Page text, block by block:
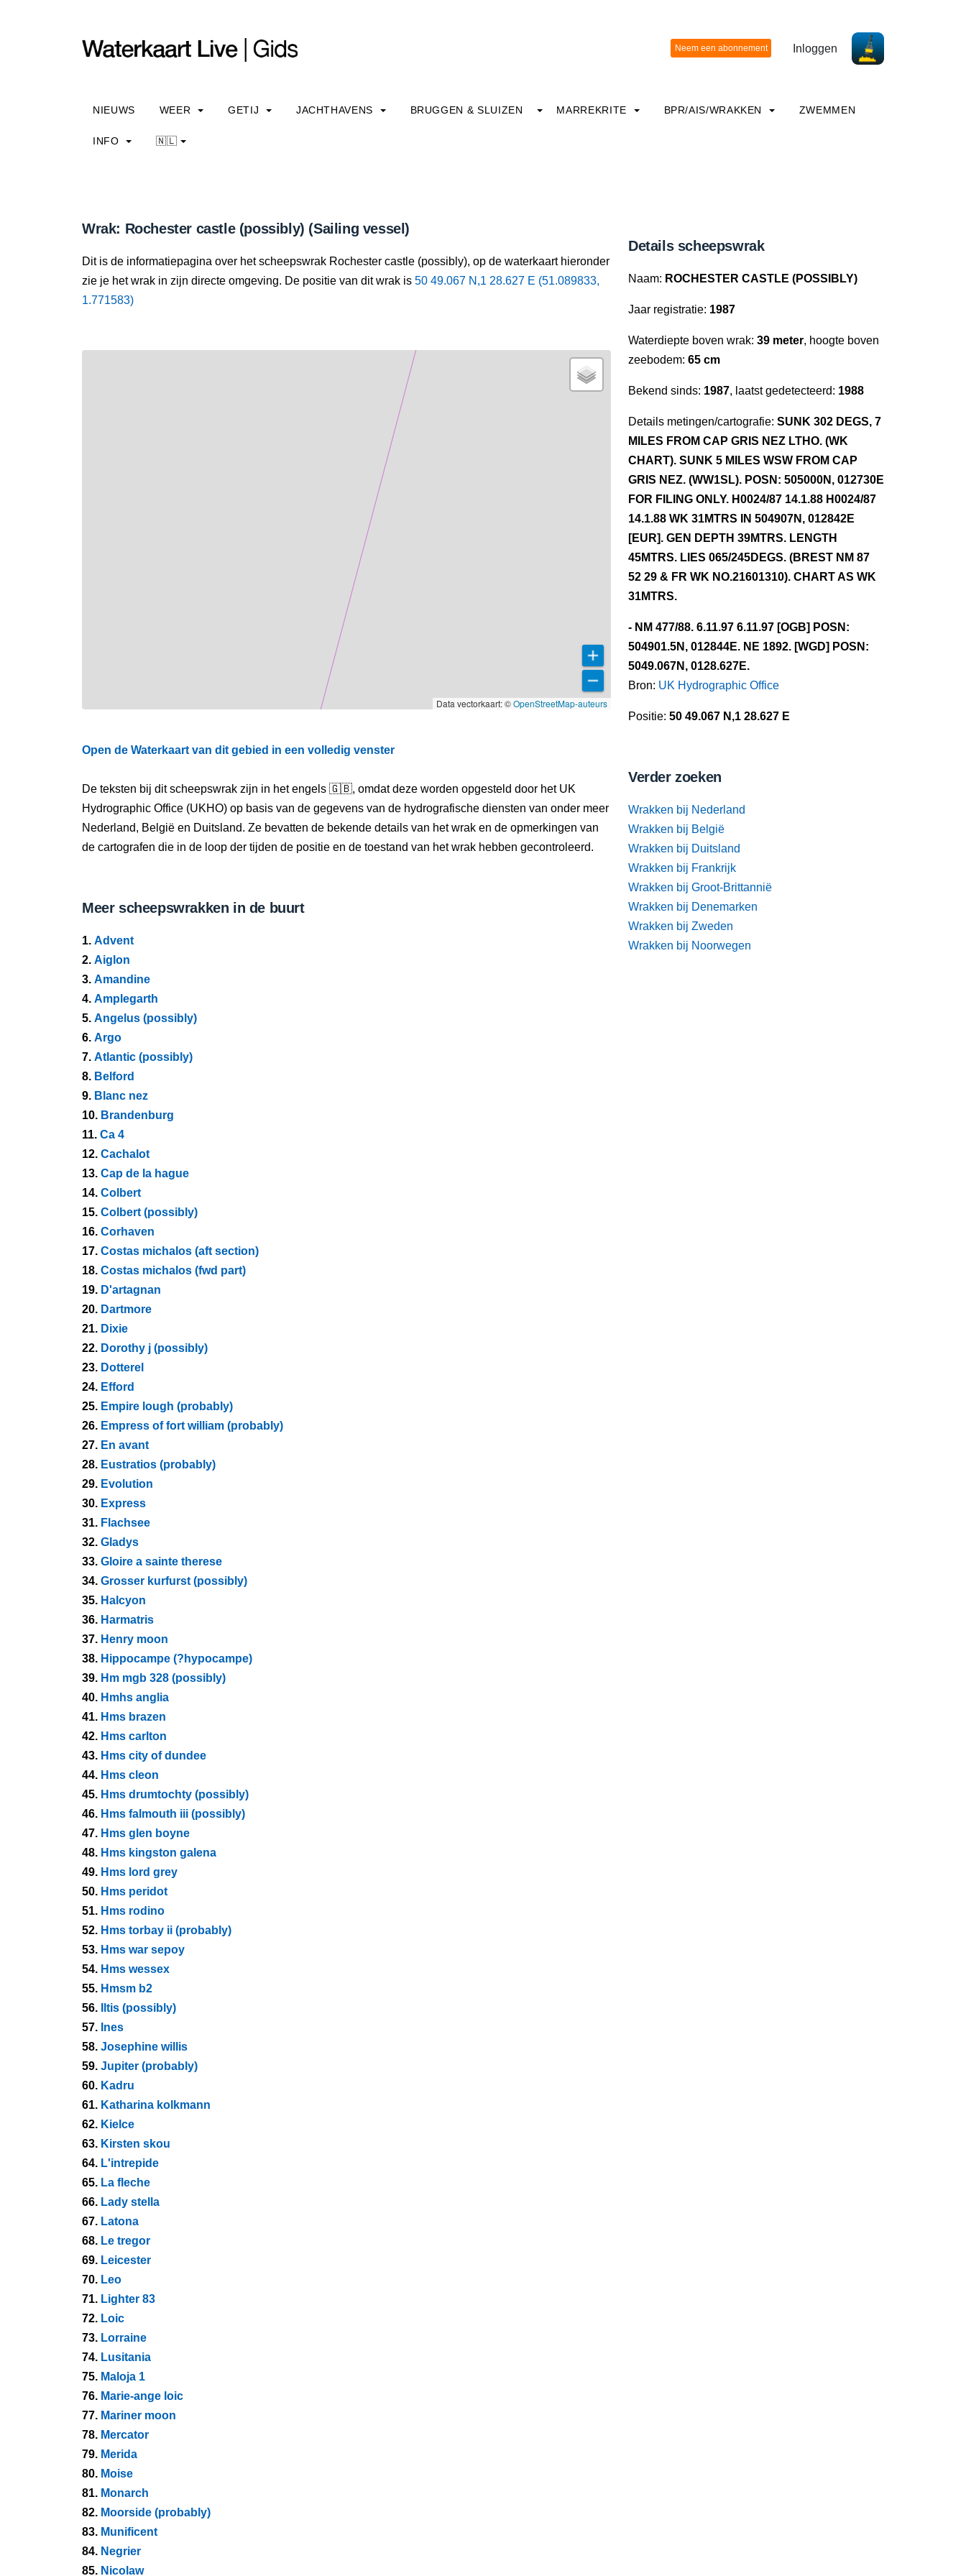
Inloggen
NIEUWS WEER GETIJ JACHTHAVENS BRUGGEN & SLUIZEN MARREKRITE BPR/AIS/WRAKKEN ZWEMMEN
INFO 🇳🇱
Wrak: Rochester castle (possibly) (Sailing vessel)
Dit is de informatiepagina over het scheepswrak Rochester castle (possibly), op de waterkaart hieronder
zie je het wrak in zijn directe omgeving. De positie van dit wrak is 50 49.067 N,1 28.627 E (51.089833,
1.771583)
Data vectorkaart: ©OpenStreetMap-auteurs
Open de Waterkaart van dit gebied in een volledig venster
De teksten bij dit scheepswrak zijn in het engels 🇬🇧, omdat deze worden opgesteld door het UK
Hydrographic Office (UKHO) op basis van de gegevens van de hydrografische diensten van onder meer
Nederland, België en Duitsland. Ze bevatten de bekende details van het wrak en de opmerkingen van
de cartografen die in de loop der tijden de positie en de toestand van het wrak hebben gecontroleerd.
Meer scheepswrakken in de buurt
1. Advent
2. Aiglon
3. Amandine
4. Amplegarth
5. Angelus (possibly)
6. Argo
7. Atlantic (possibly)
8. Belford
9. Blanc nez
10. Brandenburg
11. Ca 4
12. Cachalot
13. Cap de la hague
14. Colbert
15. Colbert (possibly)
16. Corhaven
17. Costas michalos (aft section)
18. Costas michalos (fwd part)
19. D'artagnan
20. Dartmore
21. Dixie
22. Dorothy j (possibly)
23. Dotterel
24. Efford
25. Empire lough (probably)
26. Empress of fort william (probably)
27. En avant
28. Eustratios (probably)
29. Evolution
30. Express
31. Flachsee
32. Gladys
33. Gloire a sainte therese
34. Grosser kurfurst (possibly)
35. Halcyon
36. Harmatris
37. Henry moon
38. Hippocampe (?hypocampe)
39. Hm mgb 328 (possibly)
40. Hmhs anglia
41. Hms brazen
42. Hms carlton
43. Hms city of dundee
44. Hms cleon
45. Hms drumtochty (possibly)
46. Hms falmouth iii (possibly)
47. Hms glen boyne
48. Hms kingston galena
49. Hms lord grey
50. Hms peridot
51. Hms rodino
52. Hms torbay ii (probably)
53. Hms war sepoy
54. Hms wessex
55. Hmsm b2
56.
Iltis (possibly)
57. Ines
58. Josephine willis
59. Jupiter (probably)
60. Kadru
61. Katharina kolkmann
62. Kielce
63. Kirsten skou
64. L'intrepide
65. La fleche
66. Lady stella
67. Latona
68. Le tregor
69. Leicester
70. Leo
71. Lighter 83
72. Loic
73. Lorraine
74. Lusitania
75. Maloja 1
76. Marie-ange loic
77. Mariner moon
78. Mercator
79. Merida
80. Moise
81. Monarch
82. Moorside (probably)
83. Munificent
84. Negrier
85. Nicolaw
Details scheepswrak
Naam: ROCHESTER CASTLE (POSSIBLY)
Jaar registratie: 1987
Waterdiepte boven wrak: 39 meter, hoogte boven
zeebodem: 65 cm
Bekend sinds: 1987, laatst gedetecteerd: 1988
Details metingen/cartografie: SUNK 302 DEGS, 7
MILES FROM CAP GRIS NEZ LTHO. (WK
CHART). SUNK 5 MILES WSW FROM CAP
GRIS NEZ. (WW1SL). POSN: 505000N, 012730E
FOR FILING ONLY. H0024/87 14.1.88 H0024/87
14.1.88 WK 31MTRS IN 504907N, 012842E
[EUR]. GEN DEPTH 39MTRS. LENGTH
45MTRS. LIES 065/245DEGS. (BREST NM 87
52 29 & FR WK NO.21601310). CHART AS WK
31MTRS.
- NM 477/88. 6.11.97 6.11.97 [OGB] POSN:
504901.5N, 012844E. NE 1892. [WGD] POSN:
5049.067N, 0128.627E.
Bron: UK Hydrographic Office
Positie: 50 49.067 N,1 28.627 E
Verder zoeken
Wrakken bij Nederland
Wrakken bij België
Wrakken bij Duitsland
Wrakken bij Frankrijk
Wrakken bij Groot-Brittannië
Wrakken bij Denemarken
Wrakken bij Zweden
Wrakken bij Noorwegen